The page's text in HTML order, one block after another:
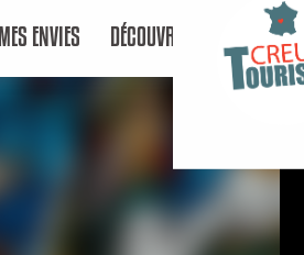
MES ENVIES DÉCOUVRIR